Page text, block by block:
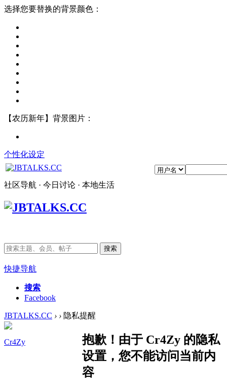
选择您要替换的背景颜色：
【农历新年】背景图片：
个性化设定
社区导航 · 今日讨论 · 本地生活
搜索
快捷导航
搜索
Facebook
JBTALKS.CC › › 隐私提醒
Cr4Zy
抱歉！由于 Cr4Zy 的隐私
设置，您不能访问当前内
容